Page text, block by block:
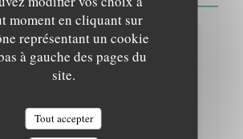
moment en cliquant sur
représentant un cookie
à gauche des pages du
site.
Tout accepter